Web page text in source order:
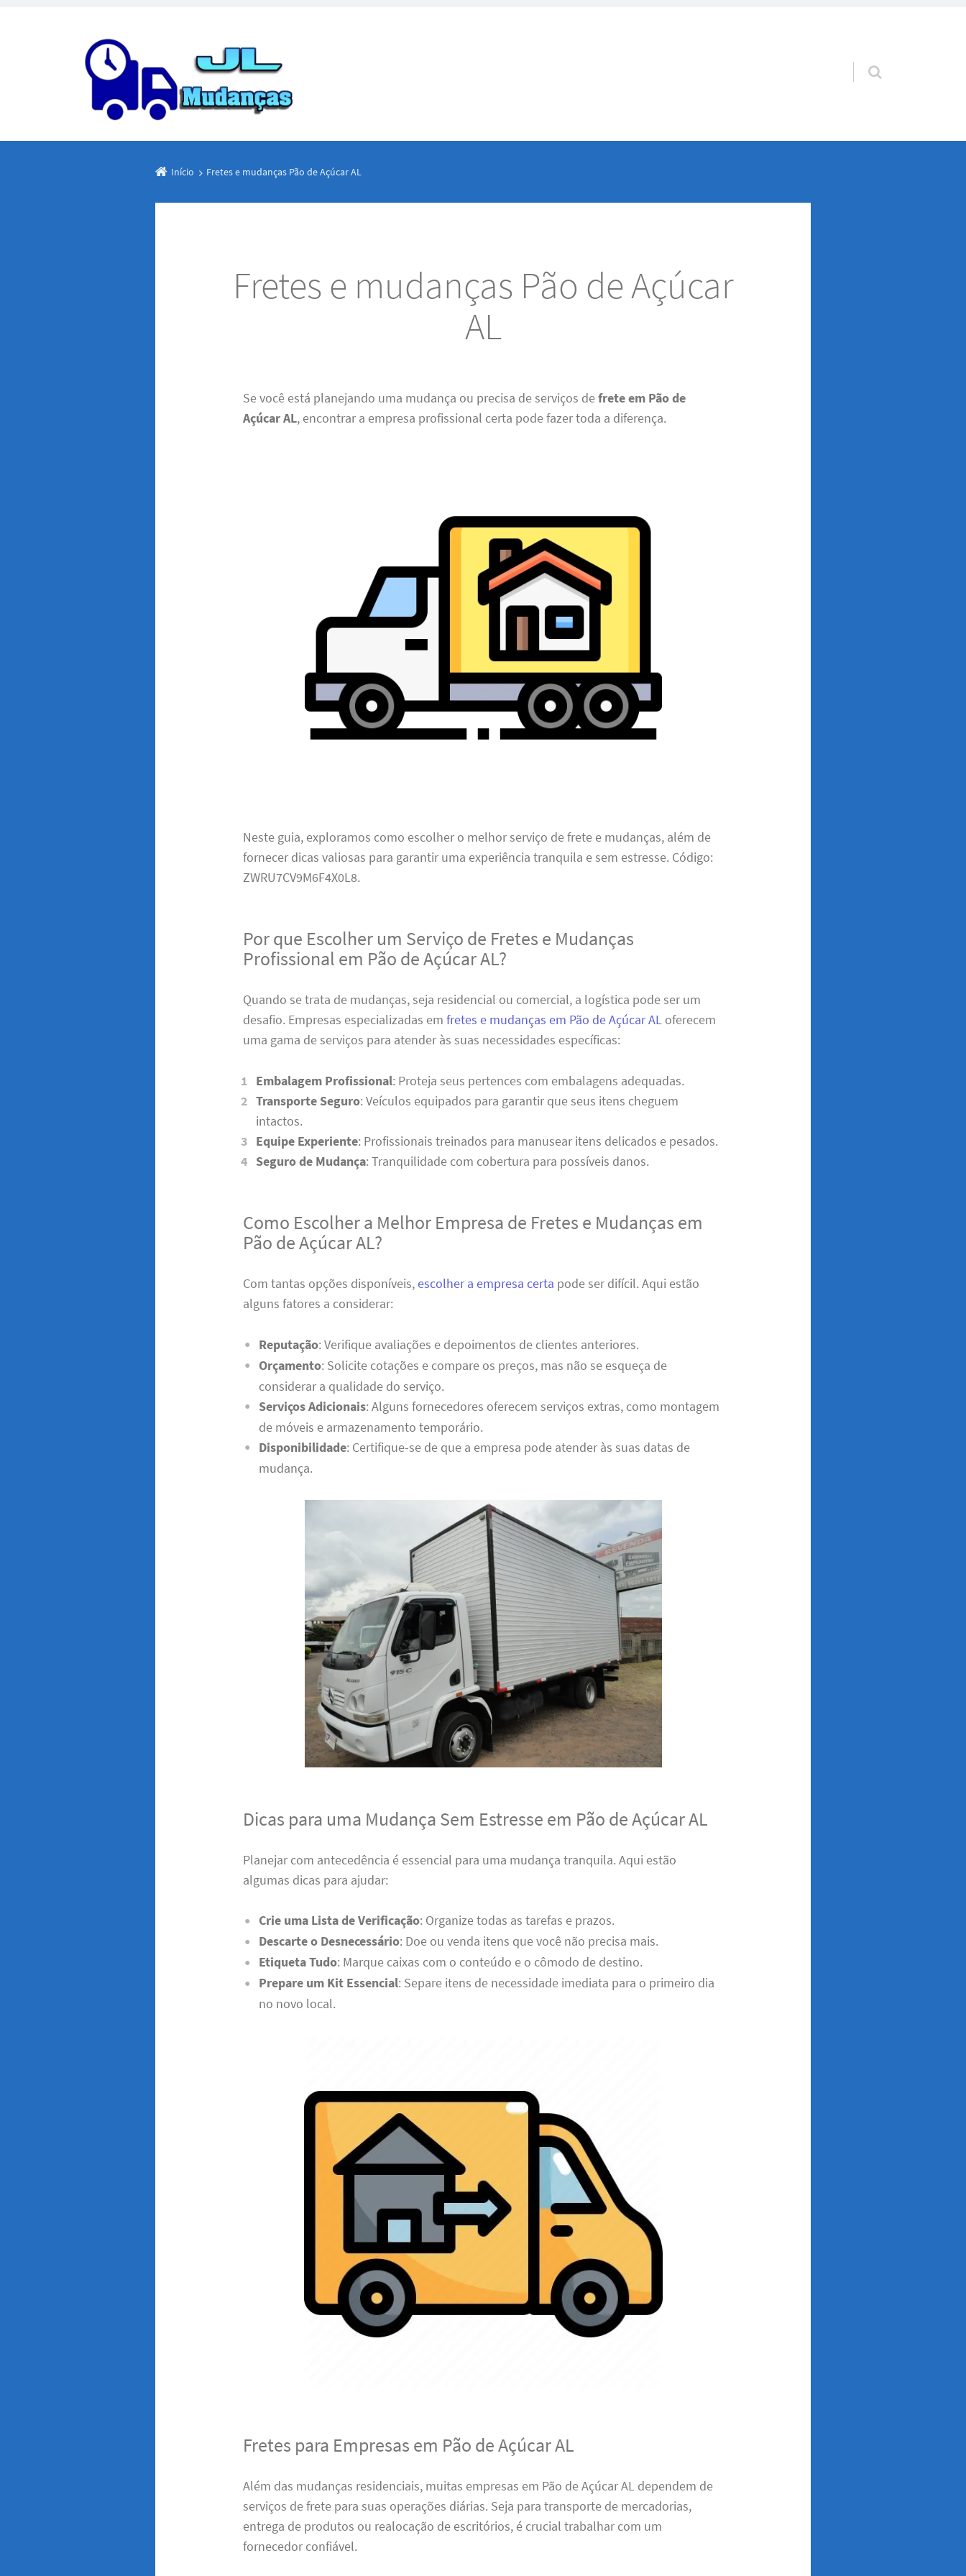
Pular para o conteúdo
Início Fretes e mudanças Pão de Açúcar AL
Fretes e mudanças Pão de Açúcar
AL
Se você está planejando uma mudança ou precisa de serviços defrete em Pão de
Açúcar AL, encontrar a empresa profissional certa pode fazer toda a diferença.
Neste guia, exploramos como escolher o melhor serviço de frete e mudanças, além de
fornecer dicas valiosas para garantir uma experiência tranquila e sem estresse. Código:
ZWRU7CV9M6F4X0L8.
Por que Escolher um Serviço de Fretes e Mudanças
Profissional em Pão de Açúcar AL?
Quando se trata de mudanças, seja residencial ou comercial, a logística pode ser um
desafio. Empresas especializadas emfretes e mudanças em Pão de Açúcar AL oferecem
uma gama de serviços para atender às suas necessidades específicas:
Embalagem Profissional: Proteja seus pertences com embalagens adequadas.
Transporte Seguro: Veículos equipados para garantir que seus itens cheguem
intactos.
Equipe Experiente: Profissionais treinados para manusear itens delicados e pesados.
Seguro de Mudança: Tranquilidade com cobertura para possíveis danos.
Como Escolher a Melhor Empresa de Fretes e Mudanças em
Pão de Açúcar AL?
Com tantas opções disponíveis,escolher a empresa certa pode ser difícil. Aqui estão
alguns fatores a considerar:
Reputação: Verifique avaliações e depoimentos de clientes anteriores.
Orçamento: Solicite cotações e compare os preços, mas não se esqueça de
considerar a qualidade do serviço.
Serviços Adicionais: Alguns fornecedores oferecem serviços extras, como montagem
de móveis e armazenamento temporário.
Disponibilidade: Certifique-se de que a empresa pode atender às suas datas de
mudança.
Dicas para uma Mudança Sem Estresse em Pão de Açúcar AL
Planejar com antecedência é essencial para uma mudança tranquila. Aqui estão
algumas dicas para ajudar:
Crie uma Lista de Verificação: Organize todas as tarefas e prazos.
Descarte o Desnecessário: Doe ou venda itens que você não precisa mais.
Etiqueta Tudo: Marque caixas com o conteúdo e o cômodo de destino.
Prepare um Kit Essencial: Separe itens de necessidade imediata para o primeiro dia
no novo local.
Fretes para Empresas em Pão de Açúcar AL
Além das mudanças residenciais, muitas empresas em Pão de Açúcar AL dependem de
serviços de frete para suas operações diárias. Seja para transporte de mercadorias,
entrega de produtos ou realocação de escritórios, é crucial trabalhar com um
fornecedor confiável.